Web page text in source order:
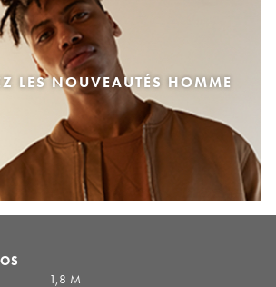
LES NOUVEAUTÉS HOMME
1,8 M